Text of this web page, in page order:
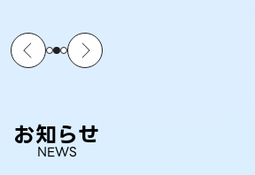
お知らせ
NEWS